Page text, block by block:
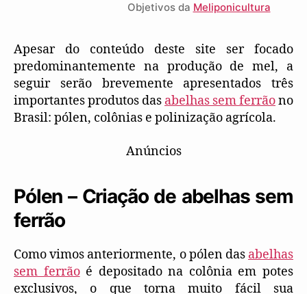
Objetivos da Meliponicultura
Apesar do conteúdo deste site ser focado
predominantemente na produção de mel, a
seguir serão brevemente apresentados três
importantes produtos das abelhas sem ferrãono
Brasil: pólen, colônias e polinização agrícola.
Anúncios
Pólen – Criação de abelhas sem
ferrão
Como vimos anteriormente, o pólen das abelhas
sem ferrãoé depositado na colônia em potes
exclusivos, o que torna muito fácil sua